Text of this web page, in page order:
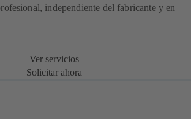
independiente del fabricante y en
Ver servicios
Solicitar ahora